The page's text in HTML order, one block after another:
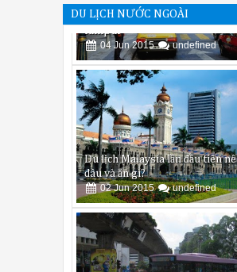
DU LỊCH NƯỚC NGOÀI
Du lịch Malaysia lần đầu tiên
đâu và ăn gì?
02 Jun 2015 undefined